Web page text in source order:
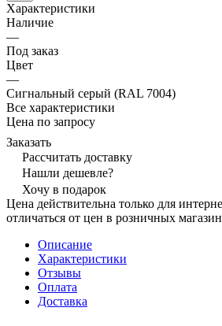
Характеристики
Наличие
—
Под заказ
Цвет
—
Сигнальный серый (RAL 7004)
Все характеристики
Цена по запросу
Заказать
Рассчитать доставку
Нашли дешевле?
Хочу в подарок
Цена действительна только для
отличаться от цен в розничных
Описание
Характеристики
Отзывы
Оплата
Доставка